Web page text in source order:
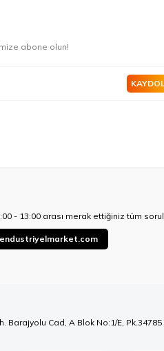
abone olun!
- 13:00 arası merak ettiğiniz tüm
Barajyolu Cad, A Blok No:1/E,